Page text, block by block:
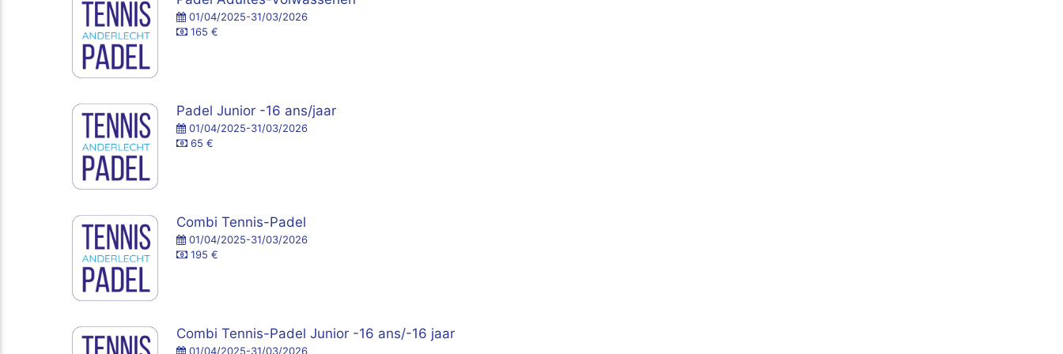
01/04/2025-31/03/2026
165 €
Padel Junior -16 ans/jaar
01/04/2025-31/03/2026
65 €
Combi Tennis-Padel
01/04/2025-31/03/2026
195 €
Combi Tennis-Padel Junior -16 ans/-16 jaar
01/04/2025-31/03/2026